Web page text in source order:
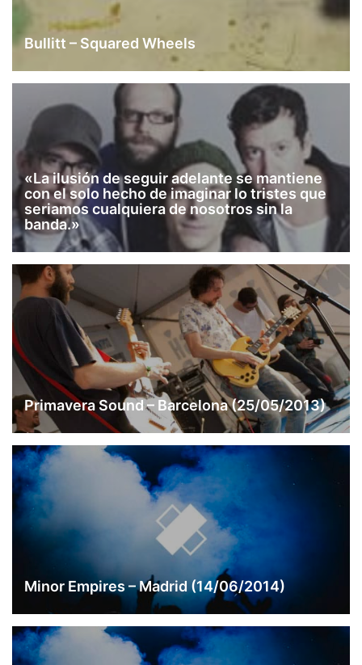
Bullitt – Squared Wheels
«La ilusión de seguir adelante se mantiene
con el solo hecho de imaginar lo tristes que
seriamos cualquiera de nosotros sin la
banda.»
Primavera Sound – Barcelona (25/05/2013)
Minor Empires – Madrid (14/06/2014)